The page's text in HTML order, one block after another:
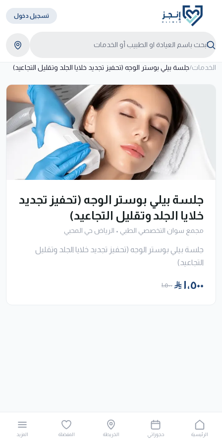
تسجيل دخول
الخدمات/جلسة بيلي بوستر الوجه (تحفيز تجديد خلايا الجلد وتقليل التجاعيد)
جلسة بيلي بوستر الوجه (تحفيز تجديد
خلايا الجلد وتقليل التجاعيد)
مجمع سوان التخصصي الطبي • الرياض حي المحبي
جلسة بيلي بوستر الوجه (تحفيز تجديد خلايا الجلد وتقليل
التجاعيد)
١٬٥٠٠ ١٬٥٠٠
الرئيسية حجوزاتي الخريطة المفضلة المزيد